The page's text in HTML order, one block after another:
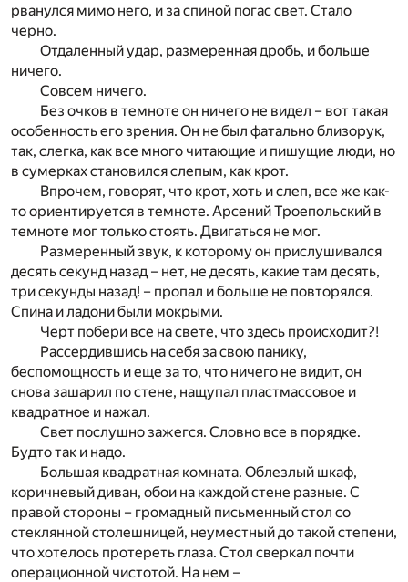
рванулся мимо него, и за спиной погас свет. Стало
черно.
Отдаленный удар, размеренная дробь, и больше
ничего.
Совсем ничего.
Без очков в темноте он ничего не видел – вот такая
особенность его зрения. Он не был фатально близорук,
так, слегка, как все много читающие и пишущие люди, но
в сумерках становился слепым, как крот.
Впрочем, говорят, что крот, хоть и слеп, все же как-
то ориентируется в темноте. Арсений Троепольский в
темноте мог только стоять. Двигаться не мог.
Размеренный звук, к которому он прислушивался
десять секунд назад – нет, не десять, какие там десять,
три секунды назад! – пропал и больше не повторялся.
Спина и ладони были мокрыми.
Черт побери все на свете, что здесь происходит?!
Рассердившись на себя за свою панику,
беспомощность и еще за то, что ничего не видит, он
снова зашарил по стене, нащупал пластмассовое и
квадратное и нажал.
Свет послушно зажегся. Словно все в порядке.
Будто так и надо.
Большая квадратная комната. Облезлый шкаф,
коричневый диван, обои на каждой стене разные. С
правой стороны – громадный письменный стол со
стеклянной столешницей, неуместный до такой степени,
что хотелось протереть глаза. Стол сверкал почти
операционной чистотой. На нем –